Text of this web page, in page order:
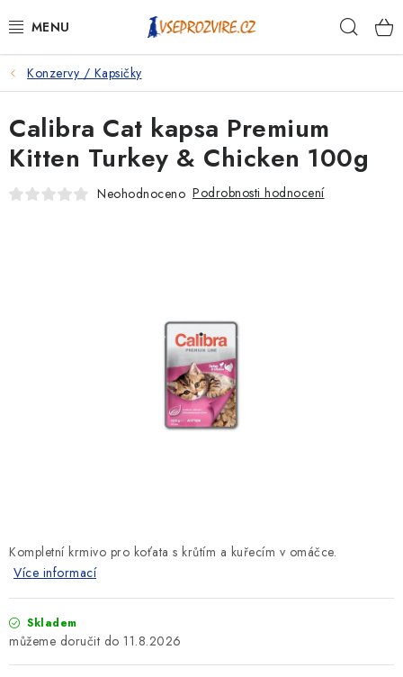
na
PSI
KOČKY
KONĚ
KRÁLÍCI/HLODAVCI/PTÁCI
Konzervy / Kapsičky
Kompletní krmivo pro koťata s krůtím a kuřecím v omáčce.
Více informací
Skladem
11.8.2026
Calibra Cat kapsa Premium
Kitten Turkey & Chicken 100g
Neohodnoceno Podrobnosti hodnocení